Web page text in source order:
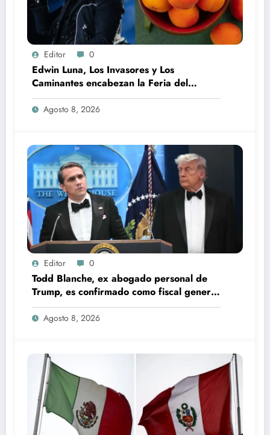
Editor 0
Edwin Luna, Los Invasores y Los
Caminantes encabezan la Feria del
Durazno en Tetela de Ocampo
Agosto 8, 2026
Editor 0
Todd Blanche, ex abogado personal de
Trump, es confirmado como fiscal general
de EU
Agosto 8, 2026